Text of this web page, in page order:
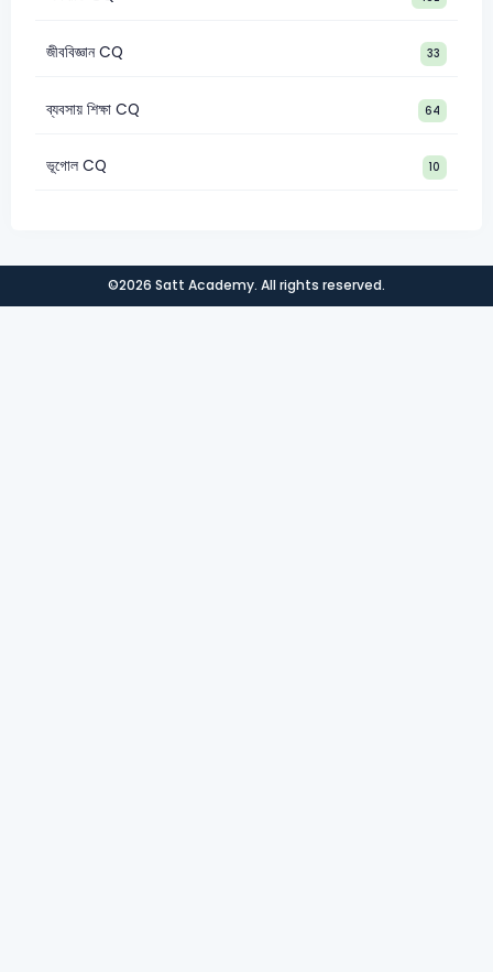
জীববিজ্ঞান CQ 33
ব্যবসায় শিক্ষা CQ 64
ভূগোল CQ 10
©2026 Satt Academy. All rights reserved.